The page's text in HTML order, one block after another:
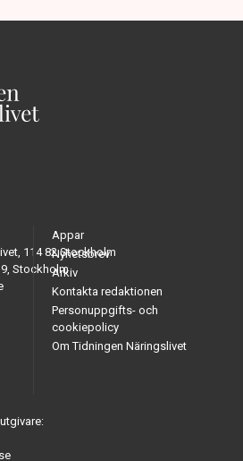
114 82 Stockholm
Stockholm
Appar
Nyhetsbrev
Arkiv
Kontakta redaktionen
Personuppgifts- och
cookiepolicy
Om Tidningen Näringslivet